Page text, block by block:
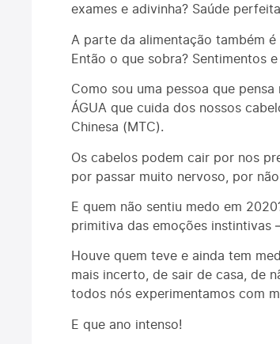
exames e adivinha? Saúde
A parte da alimentação também
Então o que sobra? Sentimentos
Como sou uma pessoa que
ÁGUA que cuida dos nossos
Chinesa (MTC).
Os cabelos podem cair por nos
por passar muito nervoso, por
E quem não sentiu medo em
primitiva das emoções instintivas
Houve quem teve e ainda tem
mais incerto, de sair de casa, de
todos nós experimentamos com
E que ano intenso!